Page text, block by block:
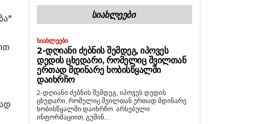
ᲡᲘᲐᲮᲚᲔᲔᲑᲘ
ᲡᲘᲐᲮᲚᲔᲔᲑᲘ
2-ᲓᲦᲘᲐᲜᲘ ᲫᲔᲑᲜᲘᲡ ᲨᲔᲛᲓᲔᲒ, ᲘᲞᲝᲕᲔᲡ
ᲓᲔᲓᲘᲡ ᲪᲮᲔᲓᲐᲠᲘ, ᲠᲝᲛᲔᲚᲘᲪ ᲨᲕᲘᲚᲗᲐᲜ
ᲔᲠᲗᲐᲓ ᲛᲓᲘᲜᲐᲠᲔ ᲮᲝᲑᲘᲡᲬᲧᲐᲚᲨᲘ
ᲓᲐᲘᲮᲠᲩᲝ
2-დღიანი ძებნის შემდეგ, იპოვეს დედის
ცხედარი, რომელიც შვილთან ერთად მდინარე
ხობისწყალში დაიხრჩო. არსებული
ინფორმაციით, გუშინ,...